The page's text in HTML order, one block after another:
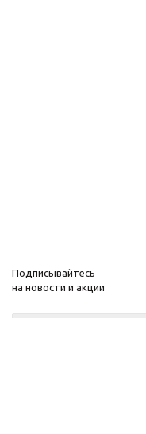
Подписывайтесь
на новости и акции